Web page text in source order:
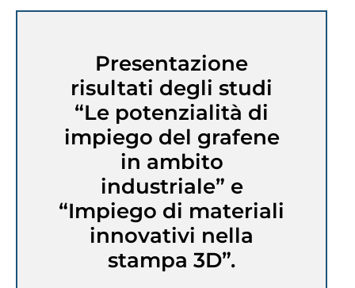
Presentazione
risultati degli studi
“Le potenzialità di
impiego del grafene
in ambito
industriale” e
“Impiego di materiali
innovativi nella
stampa 3D”.